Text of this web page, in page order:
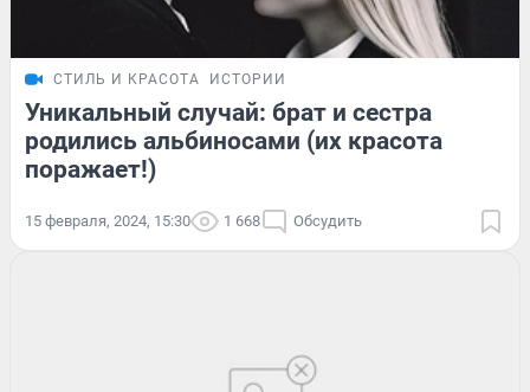
СТИЛЬ И КРАСОТА ИСТОРИИ
Уникальный случай: брат и сестра
родились альбиносами (их красота
поражает!)
15 февраля, 2024, 15:30 1 668 Обсудить